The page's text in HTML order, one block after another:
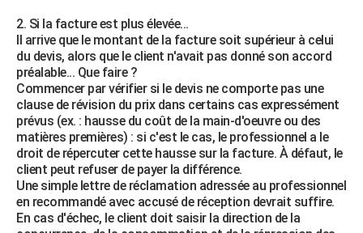
2. Si la facture est plus élevée...
Il arrive que le montant de la facture soit supérieur à celui
du devis, alors que le client n'avait pas donné son accord
préalable... Que faire ?
Commencer par vérifier si le devis ne comporte pas une
clause de révision du prix dans certains cas expressément
prévus (ex. : hausse du coût de la main-d'oeuvre ou des
matières premières) : si c'est le cas, le professionnel a le
droit de répercuter cette hausse sur la facture. À défaut, le
client peut refuser de payer la différence.
Une simple lettre de réclamation adressée au professionnel
en recommandé avec accusé de réception devrait suffire.
En cas d'échec, le client doit saisir la direction de la